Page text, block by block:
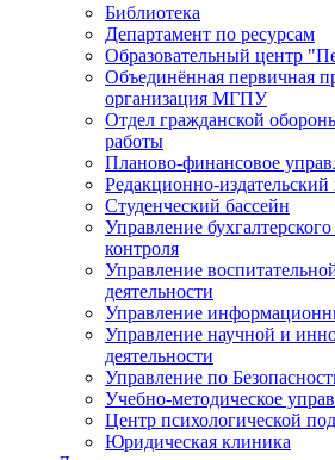
Библиотека
Департамент по ресурсам
Образовательный центр
Объединённая первичная
организация МГПУ
Отдел гражданской
работы
Планово-финансовое
Редакционно-издательский
Студенческий бассейн
Управление
контроля
Управление
деятельности
Управление
Управление научной и
деятельности
Управление по
Учебно-методическое
Центр психологической
Юридическая клиника